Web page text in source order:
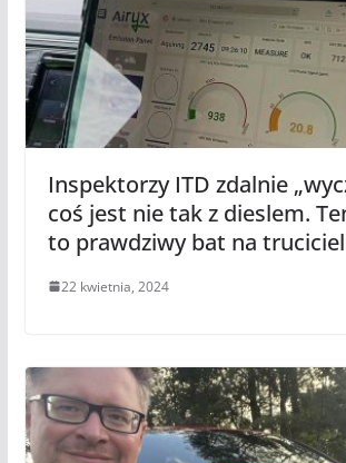
Inspektorzy ITD zdalnie
coś jest nie tak z dieslem.
to prawdziwy bat na
22 kwietnia, 2024